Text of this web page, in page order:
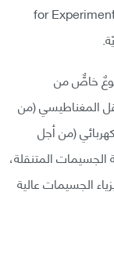
for
نوعٌ خاصٌّ من
المغناطيسي (من
(من أجل
المتنقلة،
الجسيمات عالية